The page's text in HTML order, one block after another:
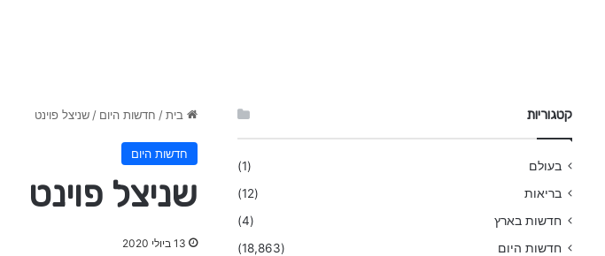
בית / חדשות היום / שניצל פוינט
חדשות היום
שניצל פוינט
13 ביולי 2020
קטגוריות
בעולם
(1)
בריאות
(12)
חדשות בארץ
(4)
חדשות היום
(18,863)